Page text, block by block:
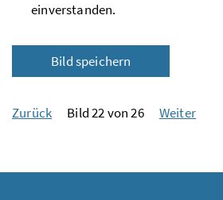
einverstanden.
Bild speichern
Zurück Bild 22 von 26 Weiter